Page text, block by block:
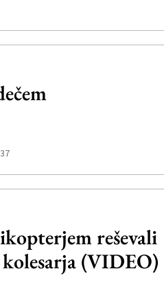
reševali
kolesarja (VIDEO)